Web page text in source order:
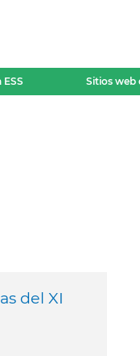
ESS Sitios web
del XI